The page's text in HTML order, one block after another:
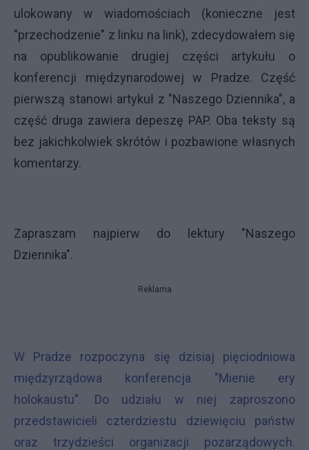
ulokowany w wiadomościach (konieczne jest
"przechodzenie" z linku na link), zdecydowałem się
na opublikowanie drugiej części artykułu o
konferencji międzynarodowej w Pradze. Część
pierwszą stanowi artykuł z "Naszego Dziennika", a
część druga zawiera depeszę PAP. Oba teksty są
bez jakichkolwiek skrótów i pozbawione własnych
komentarzy.
Zapraszam najpierw do lektury "Naszego
Dziennika".
Reklama
W Pradze rozpoczyna się dzisiaj pięciodniowa
międzyrządowa konferencja "Mienie ery
holokaustu". Do udziału w niej zaproszono
przedstawicieli czterdziestu dziewięciu państw
oraz trzydzieści organizacji pozarządowych.